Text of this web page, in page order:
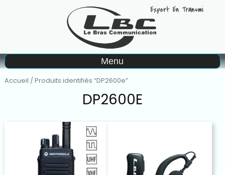
Matériel à la vente
Menu
Accueil / Produits identifiés “DP2600e”
DP2600E